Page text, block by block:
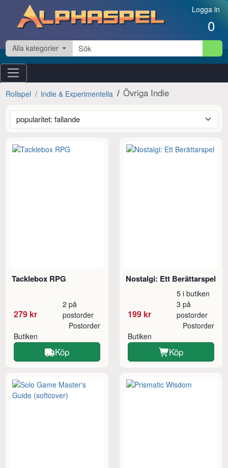
Hoppa till innehåll Logga in
0
Alla kategorier
Rollspel Indie & Experimentella Övriga Indie
Tacklebox RPG
279 kr
2 på
postorder
Butiken
Postorder
Köp
Nostalgi: Ett Berättarspel
199 kr
5 i butiken
3 på
postorder
Butiken
Postorder
Köp